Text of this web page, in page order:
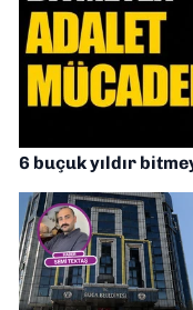
6 buçuk yıldır